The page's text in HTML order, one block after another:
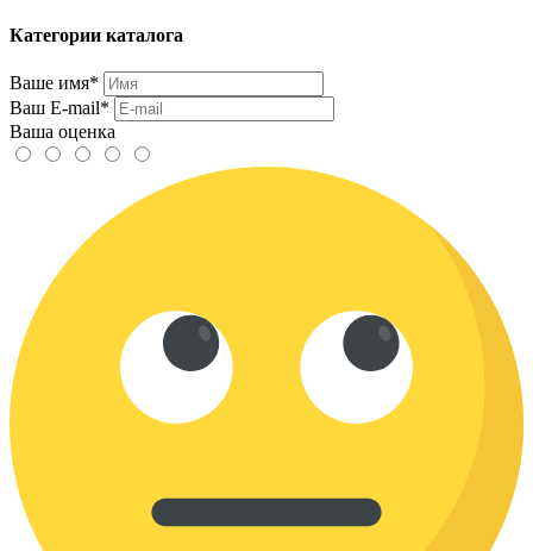
Категории каталога
Ваше имя*
Ваш E-mail*
Ваша оценка